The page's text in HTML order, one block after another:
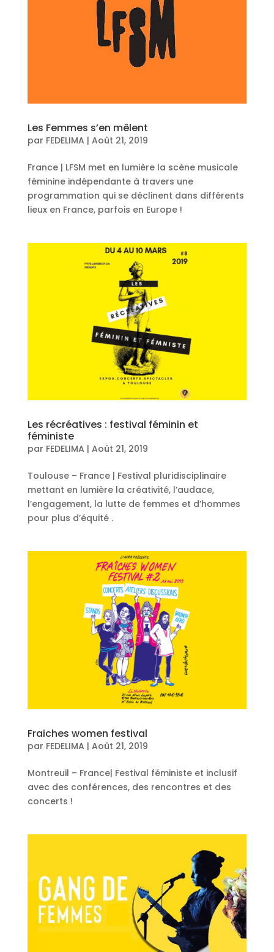
Les Femmes s’en mêlent
par FEDELIMA | Août 21, 2019
France | LFSM met en lumière la scène musicale
féminine indépendante à travers une
programmation qui se déclinent dans différents
lieux en France, parfois en Europe !
Les récréatives : festival féminin et
féministe
par FEDELIMA | Août 21, 2019
Toulouse – France | Festival pluridisciplinaire
mettant en lumière la créativité, l’audace,
l’engagement, la lutte de femmes et d’hommes
pour plus d’équité .
Fraiches women festival
par FEDELIMA | Août 21, 2019
Montreuil – France| Festival féministe et inclusif
avec des conférences, des rencontres et des
concerts !